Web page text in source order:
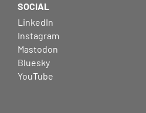
SOCIAL
LinkedIn
Instagram
Mastodon
Bluesky
YouTube